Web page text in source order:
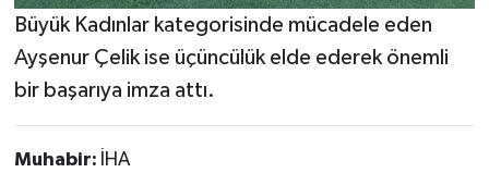
Büyük Kadınlar kategorisinde mücadele eden
Ayşenur Çelik ise üçüncülük elde ederek önemli
bir başarıya imza attı.
Muhabir: İHA